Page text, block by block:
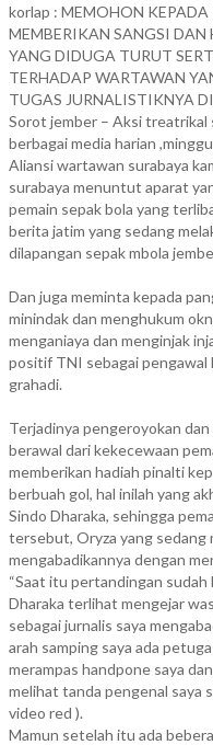
korlap : MEMOHON
MEMBERIKAN SANGSI
YANG DIDUGA TURUT
TERHADAP WARTAWAN
TUGAS JURNALISTIKNYA
Sorot jember – Aksi
berbagai media harian
Aliansi wartawan surabaya
surabaya menuntut aparat
pemain sepak bola yang
berita jatim yang sedang
dilapangan sepak mbola
Dan juga meminta kepada
minindak dan menghukum
menganiaya dan menginjak
positif TNI sebagai pengawal
grahadi.
Terjadinya pengeroyokan
berawal dari kekecewaan
memberikan hadiah pinalti
berbuah gol, hal inilah yang
Sindo Dharaka, sehingga
tersebut, Oryza yang sedang
mengabadikannya dengan
“Saat itu pertandingan sudah
Dharaka terlihat mengejar
sebagai jurnalis saya
arah samping saya ada
merampas handpone saya
melihat tanda pengenal saya
video red ).
Mamun setelah itu ada